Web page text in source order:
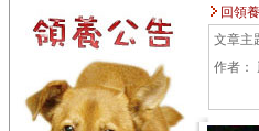
回領
文章主
作者：